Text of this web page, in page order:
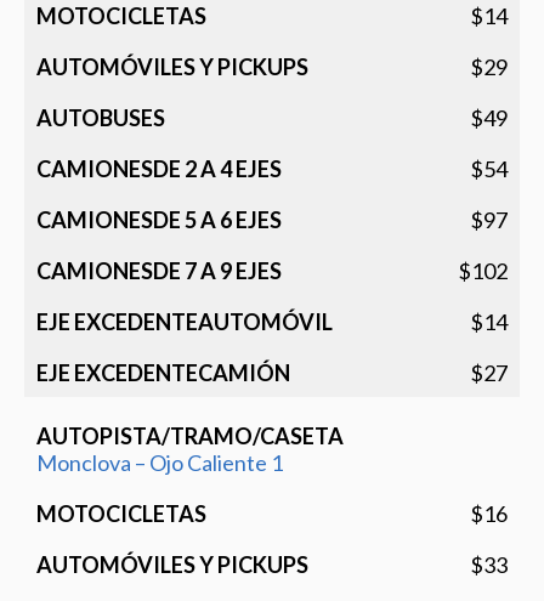
$14
$29
$49
$54
$97
$102
$14
$27
Monclova – Ojo Caliente 1
$16
$33